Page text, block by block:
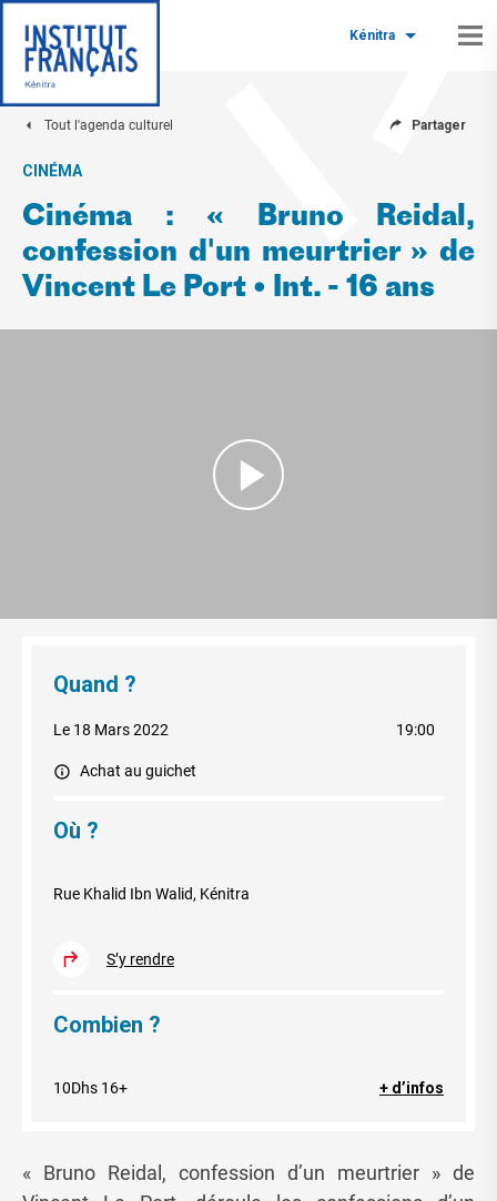
Kénitra
Tout l'agenda culturel Partager
CINÉMA
Cinéma : « Bruno Reidal,
confession d'un meurtrier » de
Vincent Le Port • Int. - 16 ans
Quand ?
Le 18 Mars 2022 19:00
Achat au guichet
Où ?
Rue Khalid Ibn Walid, Kénitra
S’y rendre
Combien ?
10Dhs 16+ + d’infos
« Bruno Reidal, confession d’un meurtrier » de